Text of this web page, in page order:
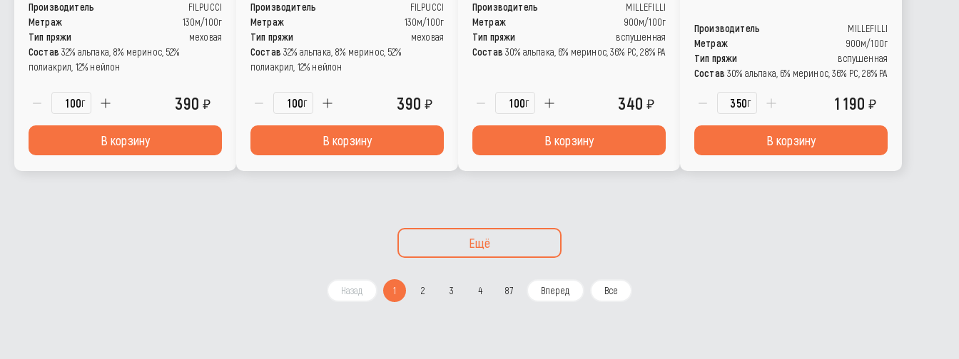
Производитель
FILPUCCI
Метраж
130м/100г
Тип пряжи
меховая
Состав 32% альпака, 8% меринос, 52%
полиакрил, 12% нейлон
г 390
В корзину
Производитель
FILPUCCI
Метраж
130м/100г
Тип пряжи
меховая
Состав 32% альпака, 8% меринос, 52%
полиакрил, 12% нейлон
г 390
В корзину
Производитель
MILLEFILLI
Метраж
900м/100г
Тип пряжи
вспушенная
Состав 30% альпака, 6% меринос, 36% РС, 28% РА
г 340
В корзину
Производитель
MILLEFILLI
Метраж
900м/100г
Тип пряжи
вспушенная
Состав 30% альпака, 6% меринос, 36% РС, 28% РА
г 1 190
В корзину
Ещё
Назад 1 2 3 4 87 Вперед Все